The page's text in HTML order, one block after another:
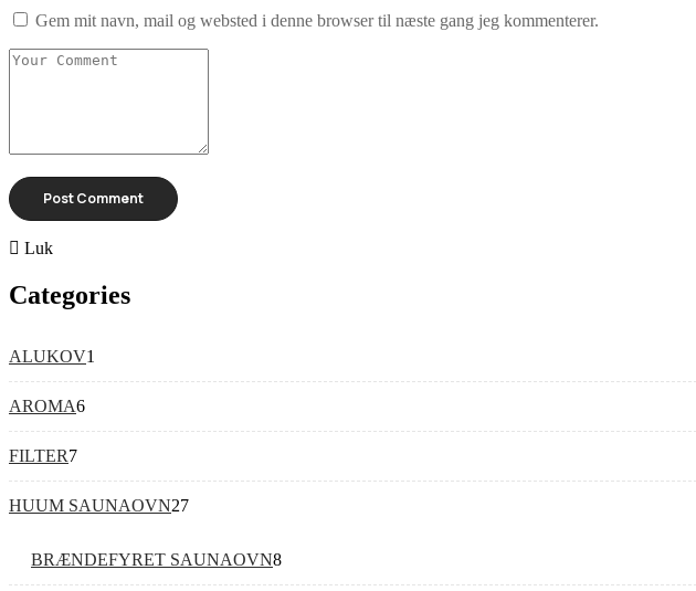
Gem mit navn, mail og websted i denne browser til næste gang jeg kommenterer.
Luk
Categories
ALUKOV1
AROMA6
FILTER7
HUUM SAUNAOVN27
BRÆNDEFYRET SAUNAOVN8